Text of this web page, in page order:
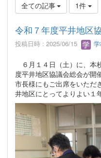
全ての記事 1件
令和７年度平井地区
投稿日時 : 2025/06/15
６月１４日（土）に、本
度平井地区協議会総会が開
市長様にもご出席をいただ
井地区にとってよりよい１